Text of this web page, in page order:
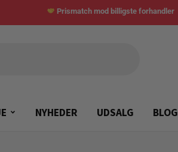
Prismatch mod billigste forhandler
NYHEDER UDSALG BLOG